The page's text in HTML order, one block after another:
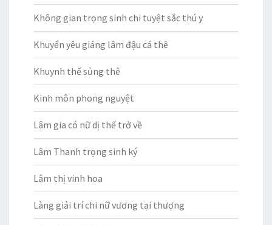
Không gian trọng sinh chi tuyệt sắc thú y
Khuyển yêu giáng lâm đậu cá thê
Khuynh thế sủng thê
Kinh môn phong nguyệt
Lâm gia có nữ dị thế trở về
Lâm Thanh trọng sinh ký
Lâm thị vinh hoa
Làng giải trí chi nữ vương tại thượng